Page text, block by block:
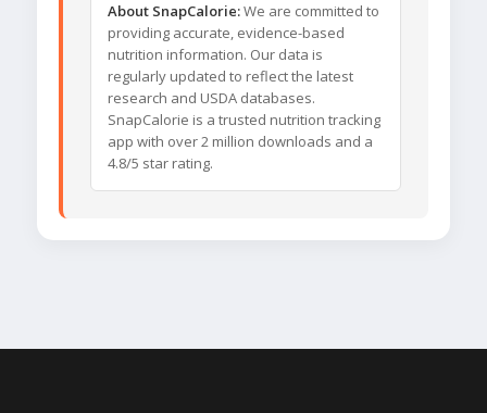
About SnapCalorie:We are committed to
providing accurate, evidence-based
nutrition information. Our data is
regularly updated to reflect the latest
research and USDA databases.
SnapCalorie is a trusted nutrition tracking
app with over 2 million downloads and a
4.8/5 star rating.